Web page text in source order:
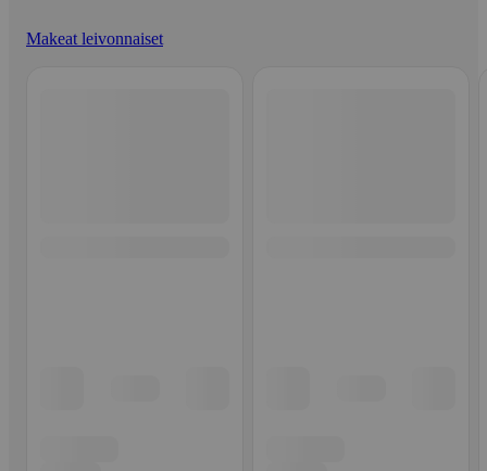
Makeat leivonnaiset